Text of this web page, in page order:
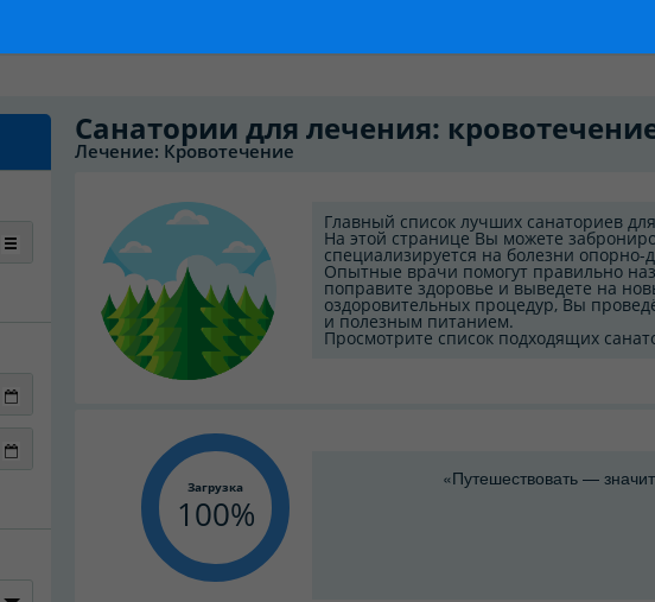
Санатории для лечения:
Лечение: Кровотечение
Главный список лучших санаториев
На этой странице Вы можете
специализируется на болезни опорно-
Опытные врачи помогут правильно
поправите здоровье и выведете на
оздоровительных процедур, Вы
и полезным питанием.
Просмотрите список подходящих
Загрузка
100
«Путешествовать —